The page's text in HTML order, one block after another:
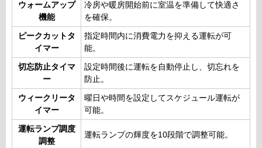
ウォームアップ
機能
冷房や暖房開始前に室温を準備して快適さ
を確保。
ピークカットタ
イマー
指定時間内に消費電力を抑える運転が可
能。
切忘防止タイマ
ー
設定時間後に運転を自動停止し、切忘れを
防止。
ウィークリータ
イマー
曜日や時間を設定してスケジュール運転が
可能。
運転ランプ調度
調整
運転ランプの輝度を10段階で調整可能。